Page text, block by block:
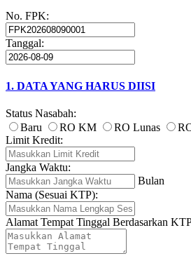
No. FPK:
Tanggal:
1. DATA YANG HARUS DIISI
Status Nasabah:
Baru
RO KM RO Lunas
Limit Kredit:
Jangka Waktu:
Bulan
Nama (Sesuai KTP):
Alamat Tempat Tinggal Berdasarkan